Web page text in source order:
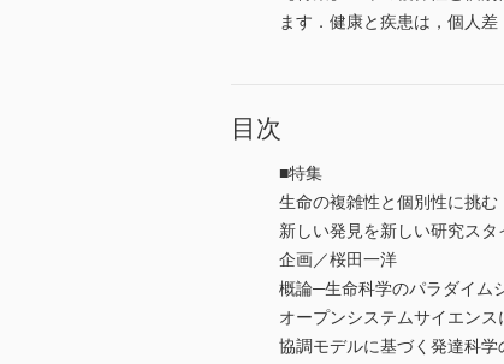
ます．健康と疾患は，個人
目次
■特集
生命の複雑性と個別性に挑
新しい発見を新しい研究スタ
企画／桜田一洋
概論─生命科学のパラダイム
オープンシステムサイエンス
協調モデルに基づく発達科学